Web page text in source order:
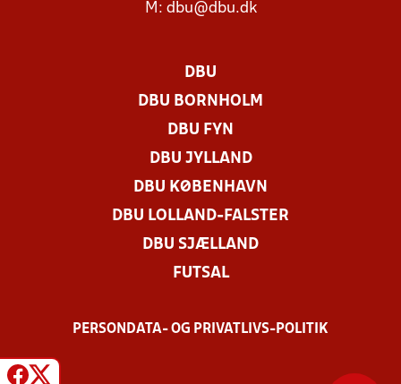
M: dbu@dbu.dk
DBU
DBU BORNHOLM
DBU FYN
DBU JYLLAND
DBU KØBENHAVN
DBU LOLLAND-FALSTER
DBU SJÆLLAND
FUTSAL
PERSONDATA- OG PRIVATLIVS-POLITIK